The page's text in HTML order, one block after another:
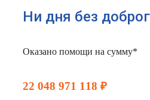
Ни дня без
Оказано помощи на сумму*
22 048 971 118 ₽